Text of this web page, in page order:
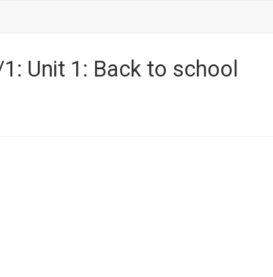
Unit 1: Back to school